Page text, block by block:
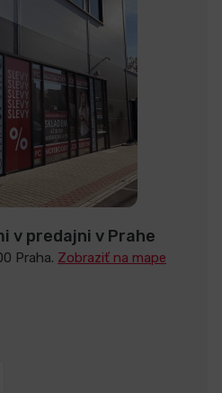
v predajni v Prahe
Praha. Zobraziť na mape